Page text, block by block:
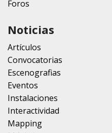
Foros
Noticias
Artículos
Convocatorias
Escenografias
Eventos
Instalaciones
Interactividad
Mapping